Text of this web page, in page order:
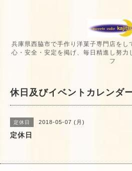
兵庫県西脇市で手作り洋菓子専門店をし
心・安全・安定を掲げ、毎日精進し努力
フ
休日及びイベントカレンダ
定休日 2018-05-07 (月)
定休日